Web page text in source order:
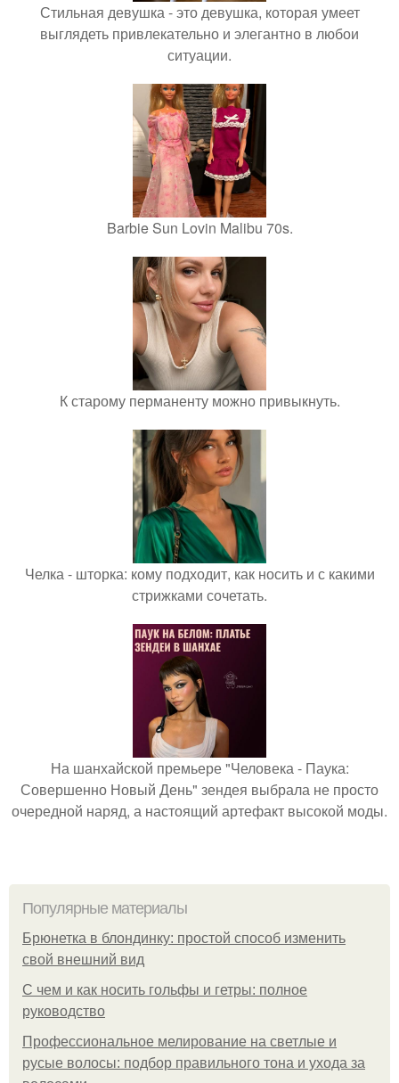
Стильная девушка - это девушка, которая умеет
выглядеть привлекательно и элегантно в любои
ситуации.
Barbie Sun Lovin Malibu 70s.
К старому перманенту можно привыкнуть.
Челка - шторка: кому подходит, как носить и с какими
стрижками сочетать.
На шанхайской премьере "Человека - Паука:
Совершенно Новый День" зендея выбрала не просто
очередной наряд, а настоящий артефакт высокой моды.
Популярные материалы
Брюнетка в блондинку: простой способ изменить
свой внешний вид
С чем и как носить гольфы и гетры: полное
руководство
Профессиональное мелирование на светлые и
русые волосы: подбор правильного тона и ухода за